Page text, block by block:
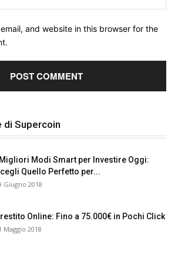
and website in this browser for the
di Supercoin
I Migliori Modi Smart per Investire Oggi:
Quello Perfetto per...
Giugno 2018
Online: Fino a 75.000€ in Pochi Click
Maggio 2018